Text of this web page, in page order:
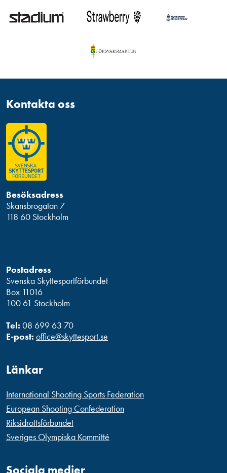
Kontakta oss
Besöksadress
Skansbrogatan 7
118 60 Stockholm
Postadress
Svenska Skyttesportförbundet
Box 11016
100 61 Stockholm
Tel: 08 699 63 70
E-post: office@skyttesport.se
Länkar
International Shooting Sports Federation
European Shooting Confederation
Riksidrottsförbundet
Sveriges Olympiska Kommitté